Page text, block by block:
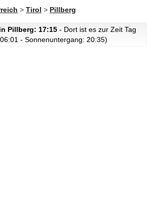
> Tirol > Pillberg
Pillberg: 17:15 - Dort ist es zur Zeit Tag
- Sonnenuntergang: 20:35)